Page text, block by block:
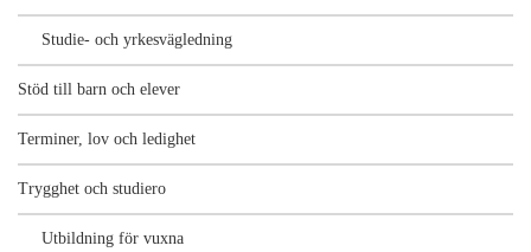
Studie- och yrkesvägledning
Stöd till barn och elever
Terminer, lov och ledighet
Trygghet och studiero
Utbildning för vuxna